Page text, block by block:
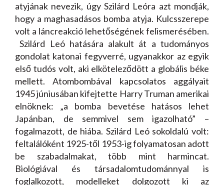
atyjának nevezik, úgy Szilárd Leóra azt mondják,
hogy a maghasadásos bomba atyja. Kulcsszerepe
volt a lánc­reakció lehetőségének felismerésében.
Szilárd Leó hatására alakult át a tudományos
gondolat katonai fegyverré, ugyanakkor az egyik
első tudós volt, aki elköteleződött a globális béke
mellett. Atombombával kapcsolatos aggályait
1945 júniusában kifejtette Harry Truman amerikai
elnöknek: „a bomba bevetése hatásos lehet
Japánban, de semmivel sem igazolható” –
fogalmazott, de hiába. Szilárd Leó sokoldalú volt:
feltalálóként 1925-től 1953-ig folyamatosan adott
be szabadalmakat, több mint harmincat.
Biológiával és társadalomtudománnyal is
foglalkozott, modelleket dolgozott ki az